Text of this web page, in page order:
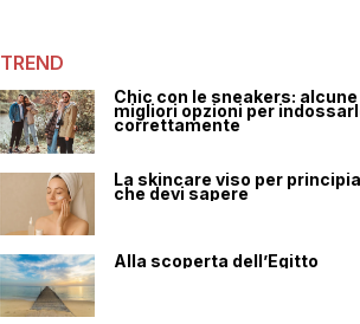
TREND
Chic con le sneakers:
migliori opzioni per
correttamente
La skincare viso per
che devi sapere
Alla scoperta dell’Egitto